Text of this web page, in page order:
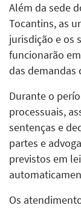
Além da sede
Tocantins, as
jurisdição e os
funcionarão
das demandas
Durante o
processuais,
sentenças e
partes e
previstos em
Os